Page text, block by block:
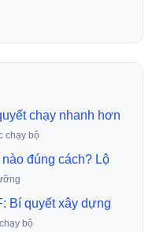
chạy nhanh hơn
chạy bộ
đúng cách? Lộ
Bí quyết xây dựng
bộ